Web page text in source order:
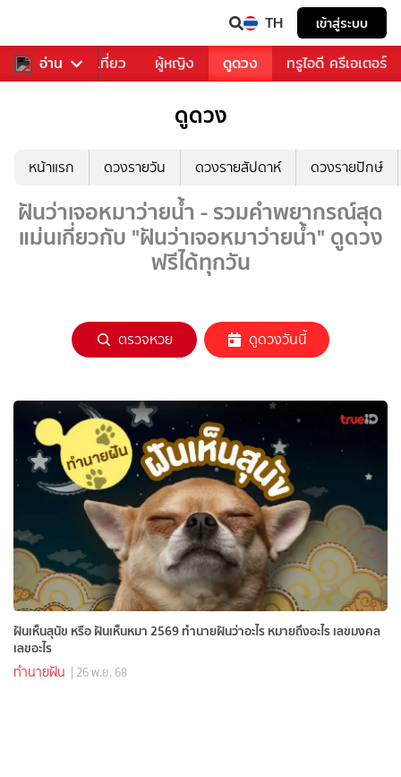
TH เข้าสู่ระบบ
อ่าน
อาหาร ท่องเที่ยว ผู้หญิง ดูดวง ทรูไอดี ครีเอเตอร์
ดูดวง
หน้าแรก ดวงรายวัน ดวงรายสัปดาห์ ดวงรายปักษ์
ฝันว่าเจอหมาว่ายน้ำ - รวมคำพยากรณ์สุด
แม่นเกี่ยวกับ "ฝันว่าเจอหมาว่ายน้ำ" ดูดวง
ฟรีได้ทุกวัน
ตรวจหวย ดูดวงวันนี้
ฝันเห็นสุนัข หรือ ฝันเห็นหมา 2569 ทำนายฝันว่าอะไร หมายถึงอะไร เลขมงคล
เลขอะไร
ทำนายฝัน | 26 พ.ย. 68